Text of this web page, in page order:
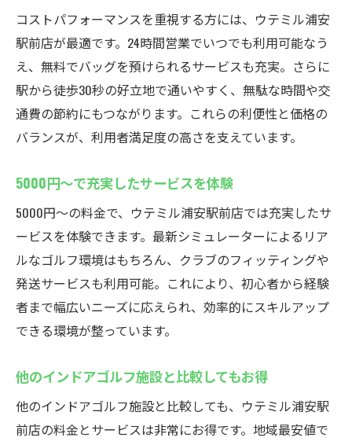
コストパフォーマンスを重視する方には、ウテミル浦安
駅前店が最適です。24時間営業でいつでも利用可能なう
え、無料でバッグを預けられるサービスも充実。さらに
駅から徒歩30秒の好立地で通いやすく、無駄な時間や交
通費の節約にもつながります。これらの利便性と価格の
バランスが、利用者満足度の高さを支えています。
5000円〜で充実したサービスを体験
5000円〜の料金で、ウテミル浦安駅前店では充実したサ
ービスを体験できます。最新シミュレーターによるリア
ルなゴルフ環境はもちろん、クラブのフィッティングや
発送サービスも利用可能。これにより、初心者から経験
者まで幅広いニーズに応えられ、効率的にスキルアップ
できる環境が整っています。
他のインドアゴルフ施設と比較してもお得
他のインドアゴルフ施設と比較しても、ウテミル浦安駅
前店の料金とサービスは非常にお得です。地域最安値で